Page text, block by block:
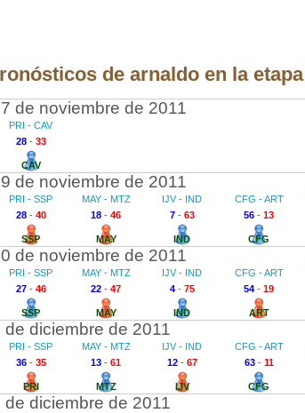
de arnaldo en la
de noviembre de 2011
PRI - CAV
28- 33
CAV
de noviembre de 2011
PRI - SSP
28- 40
SSP
MAY - MTZ
18 - 46
MAY
IJV - IND
7- 63
IND
CFG - ART
56 - 13
CFG
de noviembre de 2011
PRI - SSP
27- 46
SSP
MAY - MTZ
22 - 47
MAY
IJV - IND
4- 75
IND
CFG - ART
54 - 19
ART
de diciembre de 2011
PRI - SSP
36- 35
PRI
MAY - MTZ
13 - 61
MTZ
IJV - IND
12- 67
IJV
CFG - ART
63- 11
CFG
de diciembre de 2011